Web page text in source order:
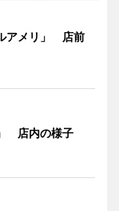
アメリ」 店前
店内の様子